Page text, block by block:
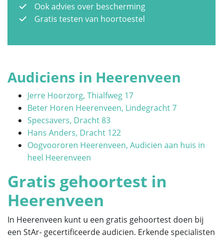
Ook advies over bescherming
Gratis testen van hoortoestel
Audiciens in Heerenveen
Jerre Hoorzorg, Thialfweg 17
Beter Horen Heerenveen, Lindegracht 7
Specsavers, Dracht 83
Hans Anders, Dracht 122
Oogvoororen Heerenveen, Audicien aan huis in
heel Heerenveen
Gratis gehoortest in
Heerenveen
In Heerenveen kunt u een gratis gehoortest doen bij
een StAr- gecertificeerde audicien. Erkende specialisten